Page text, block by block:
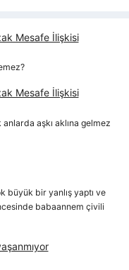
Mesafe İlişkisi
Mesafe İlişkisi
aşkı aklına gelmez
büyük bir yanlış yaptı ve
babaannem çivili